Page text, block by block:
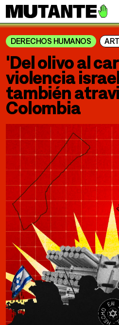
DERECHOS HUMANOS
'Del olivo al
violencia
también
Colombia